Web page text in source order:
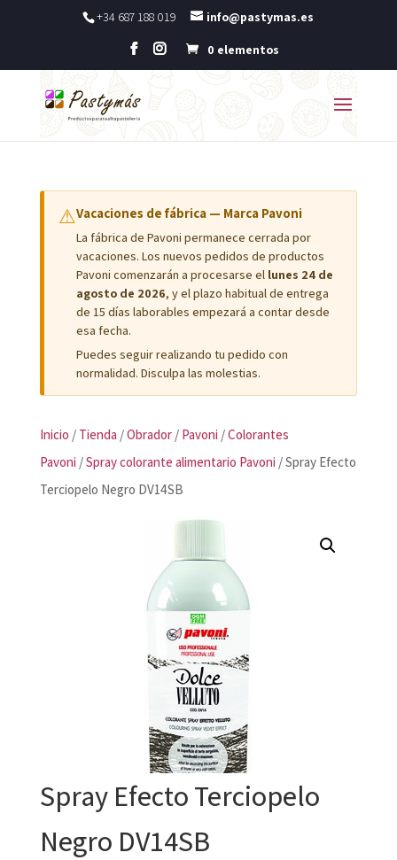
+34 687 188 019 info@pastymas.es
0 elementos
⚠Vacaciones de fábrica — Marca Pavoni
La fábrica de Pavoni permanece cerrada por
vacaciones. Los nuevos pedidos de productos
Pavoni comenzarán a procesarse el lunes 24 de
agosto de 2026, y el plazo habitual de entrega
de 15 días laborables empezará a contar desde
esa fecha.
Puedes seguir realizando tu pedido con
normalidad. Disculpa las molestias.
Inicio / Tienda /Obrador/ Pavoni /Colorantes
Pavoni /Spray colorante alimentario Pavoni / Spray Efecto
Terciopelo Negro DV14SB
Spray Efecto Terciopelo
Negro DV14SB